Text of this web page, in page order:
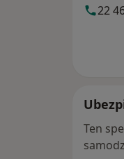
22
Ten